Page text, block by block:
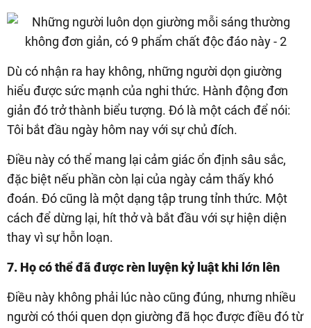
Dù có nhận ra hay không, những người dọn giường
hiểu được sức mạnh của nghi thức. Hành động đơn
giản đó trở thành biểu tượng. Đó là một cách để nói:
Tôi bắt đầu ngày hôm nay với sự chủ đích.
Điều này có thể mang lại cảm giác ổn định sâu sắc,
đặc biệt nếu phần còn lại của ngày cảm thấy khó
đoán. Đó cũng là một dạng tập trung tỉnh thức. Một
cách để dừng lại, hít thở và bắt đầu với sự hiện diện
thay vì sự hỗn loạn.
7. Họ có thể đã được rèn luyện kỷ luật khi lớn lên
Điều này không phải lúc nào cũng đúng, nhưng nhiều
người có thói quen dọn giường đã học được điều đó từ